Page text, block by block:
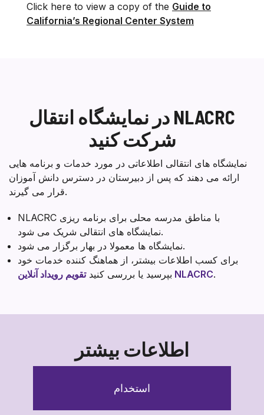
Click here to view a copy of the Guide to
California’s Regional Center System
در نمایشگاه انتقال NLACRC
شرکت کنید
نمایشگاه های انتقالی اطلاعاتی در مورد خدمات و برنامه هایی
ارائه می دهند که پس از دبیرستان در دسترس دانش آموزان
قرار می گیرند.
NLACRC با مناطق مدرسه محلی برای برنامه ریزی
نمایشگاه های انتقالی شریک می شود.
نمایشگاه ها معمولا در بهار برگزار می شود.
برای کسب اطلاعات بیشتر، از هماهنگ کننده خدمات خود
بپرسید یا بررسی کنید تقویم رویداد آنلاین NLACRC.
اطلاعات بیشتر
استخدام